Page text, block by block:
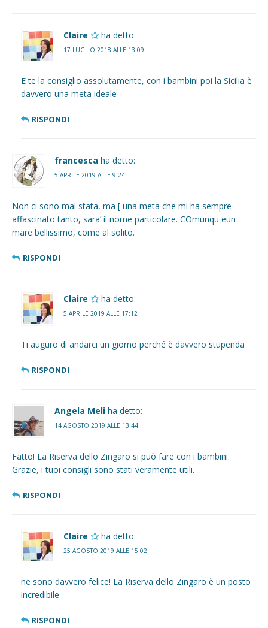
Claire ha detto:
17 LUGLIO 2018 ALLE 13:09
E te la consiglio assolutamente, con i bambini poi la Sicilia è
davvero una meta ideale
RISPONDI
francesca ha detto:
5 APRILE 2019 ALLE 9:24
Non ci sono mai stata, ma [ una meta che mi ha sempre
affascinato tanto, sara’ il nome particolare. COmunqu eun
mare bellissimo, come al solito.
RISPONDI
Claire ha detto:
5 APRILE 2019 ALLE 17:12
Ti auguro di andarci un giorno perché è davvero stupenda
RISPONDI
Angela Meli ha detto:
14 AGOSTO 2019 ALLE 13:44
Fatto! La Riserva dello Zingaro si può fare con i bambini.
Grazie, i tuoi consigli sono stati veramente utili.
RISPONDI
Claire ha detto:
25 AGOSTO 2019 ALLE 15:02
ne sono davvero felice! La Riserva dello Zingaro è un posto
incredibile
RISPONDI